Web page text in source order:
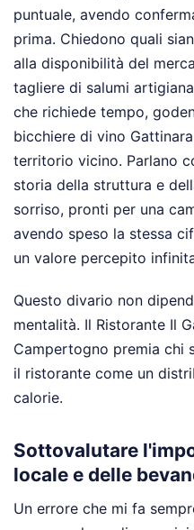
puntuale, avendo
prima. Chiedono quali
alla disponibilità del
tagliere di salumi
che richiede tempo,
bicchiere di vino
territorio vicino. Parlano
storia della struttura e
sorriso, pronti per una
avendo speso la stessa
un valore percepito
Questo divario non
mentalità. Il Ristorante Il
Campertogno premia chi
il ristorante come un
calorie.
Sottovalutare
locale e delle
Un errore che mi fa